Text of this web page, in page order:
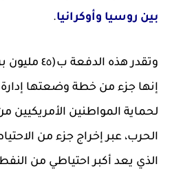
بين روسيا وأوكرانيا.
وتقدر هذه
إنها جزء من خطة وضعتها إدارة
لحماية المواطنين الأمريكيين
الحرب، عبر إخراج جزء من
الذي يعد أكبر احتياطي من